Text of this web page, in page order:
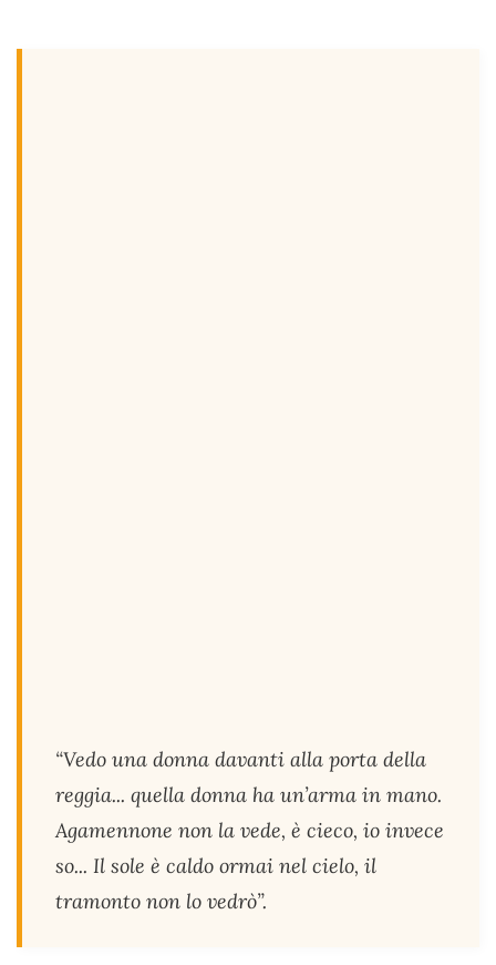
“Vedo una donna davanti alla porta della
reggia... quella donna ha un’arma in mano.
Agamennone non la vede, è cieco, io invece
so... Il sole è caldo ormai nel cielo, il
tramonto non lo vedrò”.